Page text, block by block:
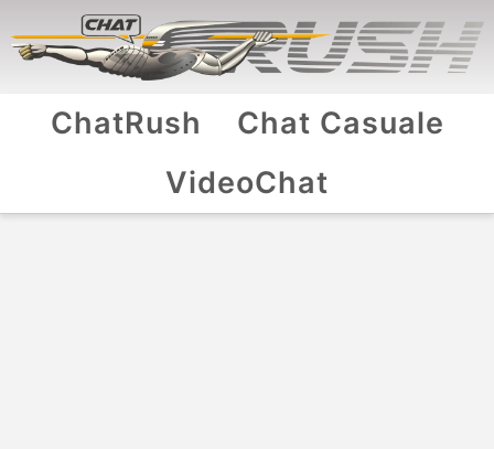
ChatRush
Chat Casuale
VideoChat